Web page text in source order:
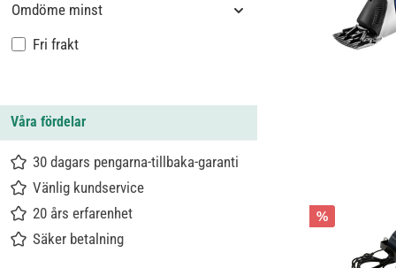
Omdöme minst
Lägg till filter: Fri frakt
Fri frakt
Våra fördelar
30 dagars pengarna-tillbaka-garanti
Vänlig kundservice
20 års erfarenhet
Säker betalning
%